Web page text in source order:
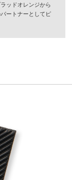
ッドオレンジから
ートナーとしてピ